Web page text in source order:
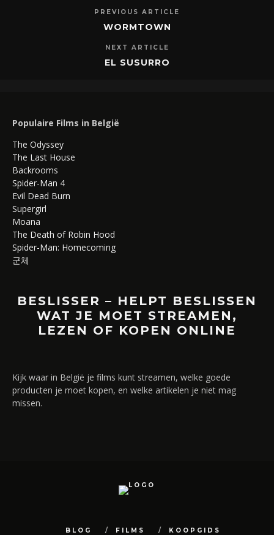
PREVIOUS ARTICLE
WORMTOWN
NEXT ARTICLE
EL SUSURRO
Populaire Films in België
The Odyssey
The Last House
Backrooms
Spider-Man 4
Evil Dead Burn
Supergirl
Moana
The Death of Robin Hood
Spider-Man: Homecoming
군체
BESLISSER – HELPT BESLISSEN
WAT JE MOET STREAMEN,
LEZEN OF KOPEN ONLINE
Kijk waar in België je films kunt streamen, welke goede
producten je moet kopen, en welke artikelen je niet mag
missen.
BLOG FILMS KOOPGIDS